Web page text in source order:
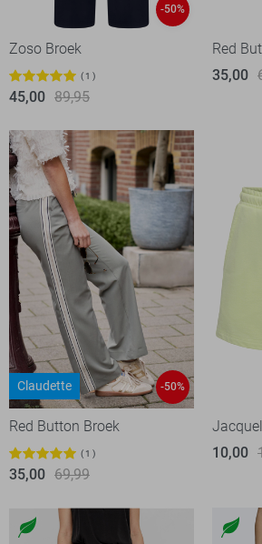
-50%
Zoso Broek
1
45,00 89,95
Red
35,00
Claudette -50%
Red Button Broek
1
35,00 69,99
10,00